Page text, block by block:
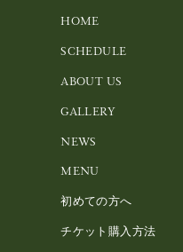
HOME
SCHEDULE
ABOUT US
GALLERY
NEWS
MENU
初めての方へ
チケット購入方法